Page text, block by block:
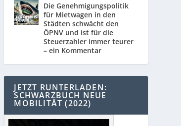
Die Genehmigungspolitik
für Mietwagen in den
Städten schwächt den
ÖPNV und ist für die
Steuerzahler immer teurer
– ein Kommentar
JETZT RUNTERLADEN:
SCHWARZBUCH NEUE
MOBILITÄT (2022)